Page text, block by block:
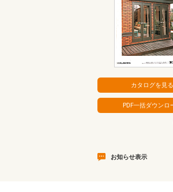
お知らせ表示